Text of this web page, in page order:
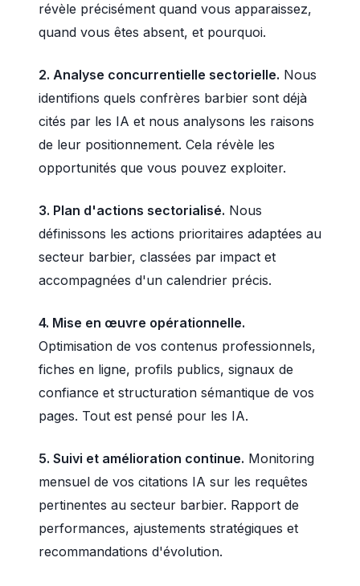
révèle précisément quand vous apparaissez,
quand vous êtes absent, et pourquoi.
2. Analyse concurrentielle sectorielle. Nous
identifions quels confrères barbier sont déjà
cités par les IA et nous analysons les raisons
de leur positionnement. Cela révèle les
opportunités que vous pouvez exploiter.
3. Plan d'actions sectorialisé. Nous
définissons les actions prioritaires adaptées au
secteur barbier, classées par impact et
accompagnées d'un calendrier précis.
4. Mise en œuvre opérationnelle.
Optimisation de vos contenus professionnels,
fiches en ligne, profils publics, signaux de
confiance et structuration sémantique de vos
pages. Tout est pensé pour les IA.
5. Suivi et amélioration continue. Monitoring
mensuel de vos citations IA sur les requêtes
pertinentes au secteur barbier. Rapport de
performances, ajustements stratégiques et
recommandations d'évolution.